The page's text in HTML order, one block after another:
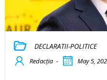
DECLARATII-POLITICE
Redacția - May 5,